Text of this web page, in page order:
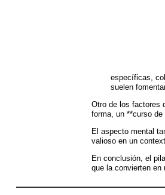
específicas,
suelen
Otro de los factores
forma, un **curso
El aspecto mental
valioso en un
En conclusión, el
que la convierten en